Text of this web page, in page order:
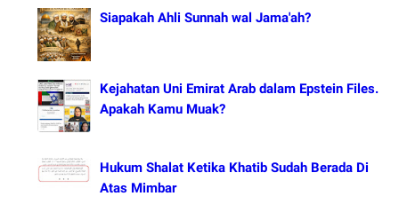
Siapakah Ahli Sunnah wal Jama'ah?
Kejahatan Uni Emirat Arab dalam Epstein Files.
Apakah Kamu Muak?
Hukum Shalat Ketika Khatib Sudah Berada Di
Atas Mimbar